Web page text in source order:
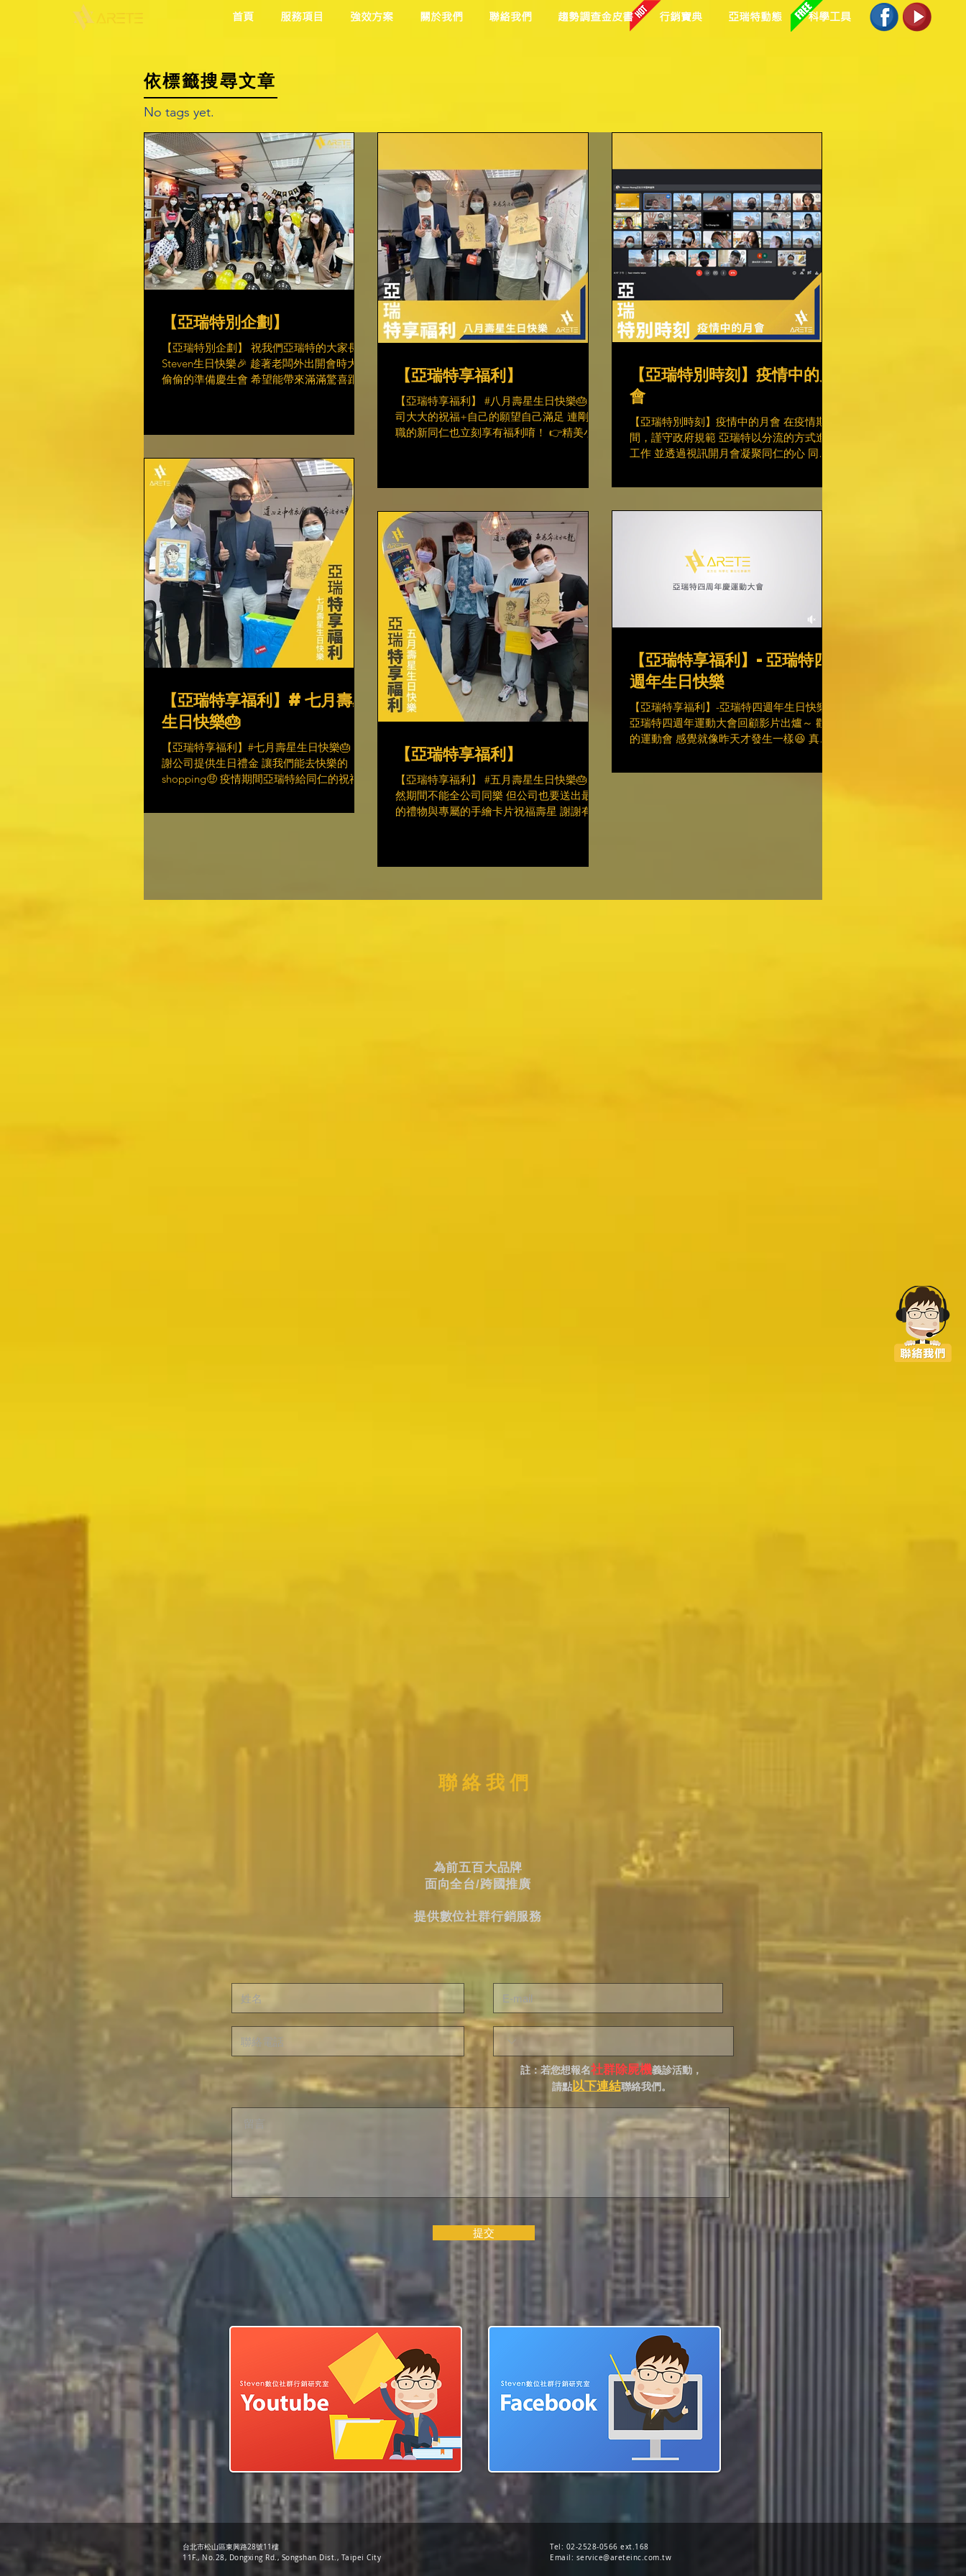
首頁 服務項目 強效方案 關於我們 聯絡我們 趨勢調查金皮書 行銷寶典 亞瑞特動態 科學工具
依標籤搜尋文章
No tags yet.
【亞瑞特別企劃】
【亞瑞特別企劃】 祝我們亞瑞特的大家長
Steven生日快樂🎉 趁著老闆外出開會時大家
偷偷的準備慶生會 希望能帶來滿滿驚喜跟美
【亞瑞特享福利】
【亞瑞特享福利】 #八月壽星生日快樂🎂 公
司大大的祝福+自己的願望自己滿足 連剛到
職的新同仁也立刻享有福利唷！ 👉精美小蛋
【亞瑞特別時刻】疫情中的月
會
【亞瑞特別時刻】疫情中的月會 在疫情期
間，謹守政府規範 亞瑞特以分流的方式進行
工作 並透過視訊開月會凝聚同仁的心 同時
特生日快樂！ 這是我們度過最特別的月會了
【亞瑞特享福利】#七月壽星
生日快樂🎂
【亞瑞特享福利】#七月壽星生日快樂🎂 謝
謝公司提供生日禮金 讓我們能去快樂的
shopping🤑 疫情期間亞瑞特給同仁的祝福依
越好！ #HappyBirthday #sweet
【亞瑞特享福利】
【亞瑞特享福利】 #五月壽星生日快樂🎂 雖
然期間不能全公司同樂 但公司也要送出最好
的禮物與專屬的手繪卡片祝福壽星 謝謝有你
【亞瑞特享福利】-亞瑞特四
週年生日快樂
【亞瑞特享福利】-亞瑞特四週年生日快樂
亞瑞特四週年運動大會回顧影片出爐～ 歡樂
的運動會 感覺就像昨天才發生一樣😆 真的
影片！ 透過遊戲競賽 讓同仁彼此之間又更
聯 絡 我 們
為前五百大品牌
面向全台/跨國推廣
提供數位社群行銷服務
註：若您想報名社群除屍機義診活動，
請點以下連結聯絡我們。
提交
台北市松山區東興路28號11樓
11F., No.28, Dongxing Rd., Songshan Dist., Taipei City
Tel: 02-2528-0566 ext.168
Email: service@areteinc.com.tw